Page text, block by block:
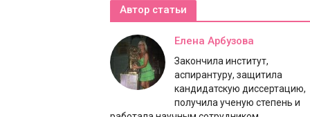
Автор статьи
Елена Арбузова
Закончила институт,
аспирантуру, защитила
кандидатскую диссертацию,
получила ученую степень и